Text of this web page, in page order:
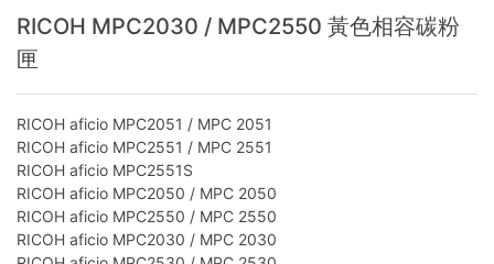
RICOH MPC2030 / MPC2550 黃色相容碳粉
匣
RICOH aficio MPC2051 / MPC 2051
RICOH aficio MPC2551 / MPC 2551
RICOH aficio MPC2551S
RICOH aficio MPC2050 / MPC 2050
RICOH aficio MPC2550 / MPC 2550
RICOH aficio MPC2030 / MPC 2030